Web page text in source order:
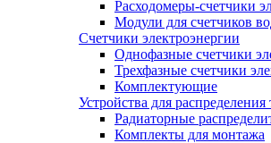
Расходомеры-счетчики
Модули для счетчиков
Счетчики электроэнергии
Однофазные счетчики
Трехфазные счетчики
Комплектующие
Устройства для
Радиаторные
Комплекты для монтажа